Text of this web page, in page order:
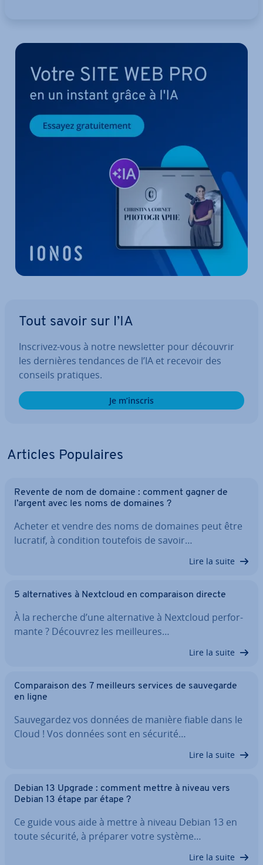
Tout savoir sur l’IA
Inscrivez-vous à notre news­let­ter pour découvrir
les dernières tendances de l’IA et recevoir des
conseils pratiques.
Je m’inscris
Articles Po­pu­laires
Revente de nom de domaine : comment gagner de
l’argent avec les noms de domaines ?
Acheter et vendre des noms de domaines peut être
lucratif, à condition toutefois de savoir…
Lire la suite
5 al­ter­na­tives à Nextcloud en com­pa­rai­son directe
À la recherche d’une al­ter­na­tive à Nextcloud per­for­
mante ? Découvrez les meil­leures…
Lire la suite
Com­pa­rai­son des 7 meilleurs services de sau­ve­garde
en ligne
Sau­ve­gar­dez vos données de manière fiable dans le
Cloud ! Vos données sont en sécurité…
Lire la suite
Debian 13 Upgrade : comment mettre à niveau vers
Debian 13 étape par étape ?
Ce guide vous aide à mettre à niveau Debian 13 en
toute sécurité, à préparer votre système…
Lire la suite